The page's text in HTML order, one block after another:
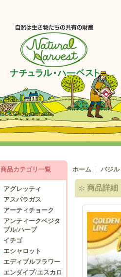
商品カテゴリ一覧
アグレッティ
アスパラガス
アーティチョーク
アンティークベジタ
ブル/ハーブ
イチゴ
エシャロット
エディブルフラワー
エンダイブ/エスカロ
ホーム バジル
商品詳細